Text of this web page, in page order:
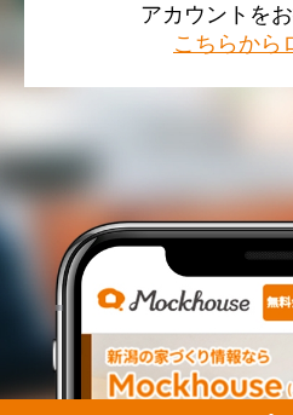
アカウントを
こちらから